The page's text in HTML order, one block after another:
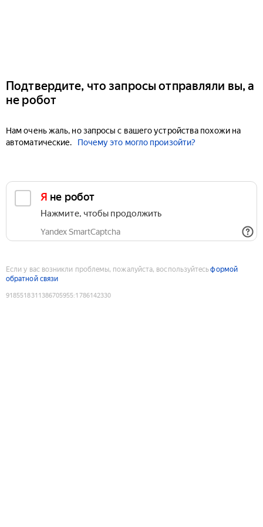
Подтвердите, что запросы отправляли вы, а
не робот
Нам очень жаль, но запросы с вашего устройства похожи на
автоматические.
Почему это могло произойти?
Я не робот
Нажмите, чтобы продолжить
Yandex SmartCaptcha
Если у вас возникли проблемы, пожалуйста, воспользуйтесьформой
обратной связи
9185518311386705955:1786142330